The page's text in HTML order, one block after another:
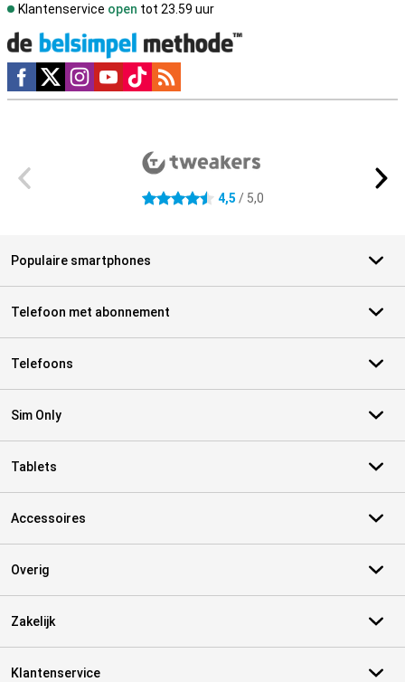
Klantenservice open tot 23.59 uur
Social media
4.5 sterren 4,5 / 5,0
Populaire smartphones
Telefoon met abonnement
Telefoons
Sim Only
Tablets
Accessoires
Overig
Zakelijk
Klantenservice